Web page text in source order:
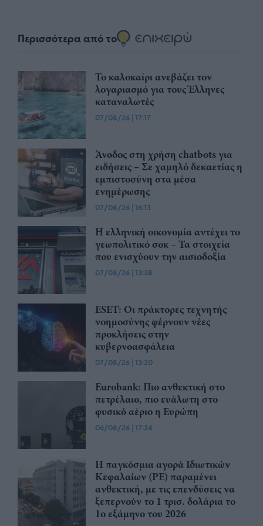
Περισσότερα από το
Το καλοκαίρι ανεβάζει τον
λογαριασμό για τους Έλληνες
καταναλωτές
07/08/26 | 17:17
Άνοδος στη χρήση chatbots για
ειδήσεις – Σε χαμηλό δεκαετίας η
εμπιστοσύνη στα μέσα
ενημέρωσης
07/08/26 | 16:13
Η ελληνική οικονομία αντέχει το
γεωπολιτικό σοκ – Τα στοιχεία
που ενισχύουν την αισιοδοξία
07/08/26 | 13:38
ESET: Οι πράκτορες τεχνητής
νοημοσύνης φέρνουν νέες
προκλήσεις στην
κυβερνοασφάλεια
07/08/26 | 13:20
Eurobank: Πιο ανθεκτική στο
πετρέλαιο, πιο ευάλωτη στο
φυσικό αέριο η Ευρώπη
06/08/26 | 17:34
Η παγκόσμια αγορά Ιδιωτικών
Κεφαλαίων (PE) παραμένει
ανθεκτική, με τις επενδύσεις να
ξεπερνούν το 1 τρισ. δολάρια το
1ο εξάμηνο του 2026